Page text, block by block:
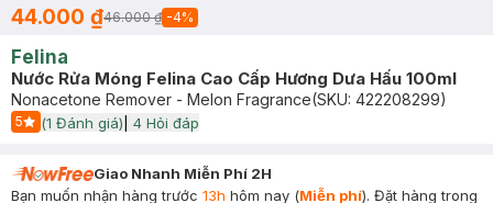
44.000 ₫46.000 ₫ -4%
Felina
Nước Rửa Móng Felina Cao Cấp Hương Dưa Hấu 100ml
Nonacetone Remover - Melon Fragrance(SKU: 422208299)
5
Start Icon
(1 Đánh giá) 4 Hỏi đáp
Giao Nhanh Miễn Phí 2H
Bạn muốn nhận hàng trước 13h hôm nay (Miễn phí). Đặt hàng trong